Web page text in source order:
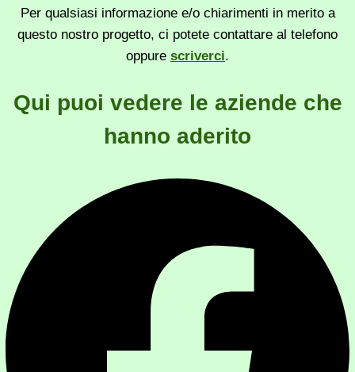
Per qualsiasi informazione e/o chiarimenti in merito a
questo nostro progetto, ci potete contattare al telefono
oppure scriverci.
Qui puoi vedere le aziende che
hanno aderito